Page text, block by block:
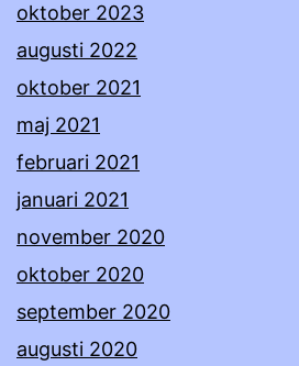
oktober 2023
augusti 2022
oktober 2021
maj 2021
februari 2021
januari 2021
november 2020
oktober 2020
september 2020
augusti 2020